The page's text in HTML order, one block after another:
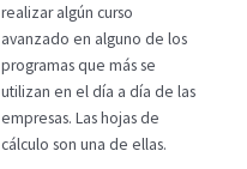
realizar algún curso
avanzado en alguno de los
programas que más se
utilizan en el día a día de las
empresas. Las hojas de
cálculo son una de ellas.